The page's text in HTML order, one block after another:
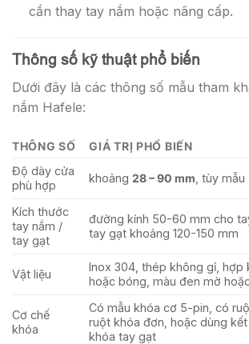
cần thay tay nắm hoặc nâng cấp.
Thông số kỹ thuật phổ biến
Dưới đây là các thông số mẫu tham
nắm Hafele:
THÔNG SỐ
GIÁ TRỊ PHỔ BIẾN
Độ dày cửa
phù hợp
khoảng28 – 90 mm , tùy mẫu
Kích thước
tay nắm /
tay gạt
đường kính 50-60 mm cho
tay gạt khoảng 120-150 mm
Vật liệu
Inox 304, thép không gỉ, hợp
hoặc bóng, màu đen mờ
Cơ chế
khóa
Có mẫu khóa cơ 5-pin, có
ruột khóa đơn, hoặc dùng
khóa tay gạt